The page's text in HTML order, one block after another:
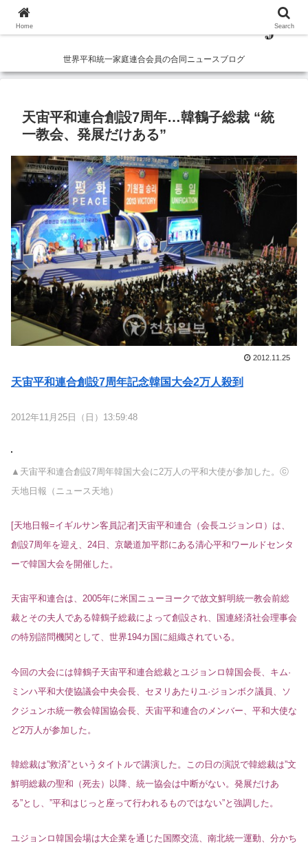
世界平和統一家庭連合会員の合同ニュースブログ
天宙平和連合創設7周年…韓鶴子総裁 “統
一教会、発展だけある”
2012.11.25
天宙平和連合創設7周年記念韓国大会2万人殺到
2012年11月25日（日）13:59:48
▲天宙平和連合創設7周年韓国大会に2万人の平和大使が参加した。ⓒ
天地日報（ニュース天地）
[天地日報=イギルサン客員記者]天宙平和連合（会長ユジョンロ）は、
創設7周年を迎え、24日、京畿道加平郡にある清心平和ワールドセンタ
ーで韓国大会を開催した。
天宙平和連合は、2005年に米国ニューヨークで故文鮮明統一教会前総
裁とその夫人である韓鶴子総裁によって創設され、国連経済社会理事会
の特別諮問機関として、世界194カ国に組織されている。
今回の大会には韓鶴子天宙平和連合総裁とユジョンロ韓国会長、キム·
ミンハ平和大使協議会中央会長、セヌリあたりユ·ジョンボク議員、ソ
クジュンホ統一教会韓国協会長、天宙平和連合のメンバー、平和大使な
ど2万人が参加した。
韓総裁は”救済”というタイトルで講演した。この日の演説で韓総裁は”文
鮮明総裁の聖和（死去）以降、統一協会は中断がない。発展だけあ
る”とし、”平和はじっと座って行われるものではない”と強調した。
ユジョンロ韓国会場は大企業を通じた国際交流、南北統一運動、分かち
Home Search